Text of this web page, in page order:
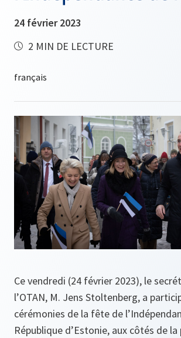
24 février 2023
2 MIN DE LECTURE
Ce vendredi (24 février 2023), le
l’OTAN, M. Jens Stoltenberg, a
cérémonies de la fête de
République d’Estonie, aux côtés de